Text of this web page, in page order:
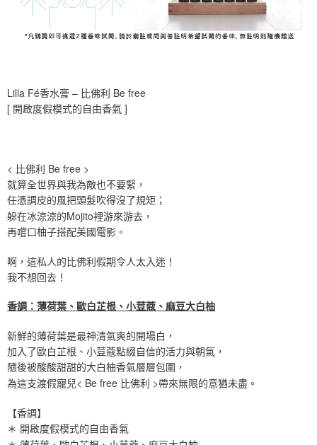
Lilla Fé香水膏 – 比佛利 Be free
[ 開啟度假模式的自由香氣 ]
< 比佛利 Be free >
就算全世界與我為敵也不要緊，
任憑調皮的風把頭髮吹得沒了規矩；
躲在冰涼涼的Mojito裡游來游去，
再嚐口柚子搭配美國電影。
啊，這私人的比佛利假期令人太入迷！
我不想回去！
香調：薄荷葉、歐白芷根、小荳蔻、麻豆大白柚
新鮮的薄荷葉是最神清氣爽的開場白，
加入了歐白芷根、小荳蔻點綴自信的活力與朝氣，
隨後被酸酸甜甜的大白柚香氣層層包圍，
為這支渡假寵兒< Be free 比佛利 >帶來無限的意猶未盡。
【香調】
＊ 開啟度假模式的自由香氣